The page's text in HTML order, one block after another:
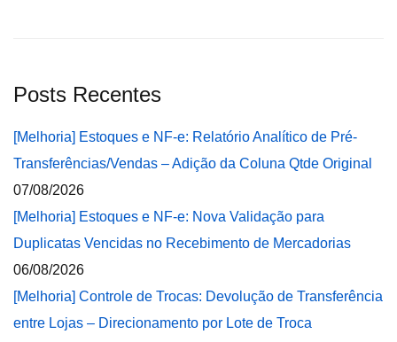
Posts Recentes
[Melhoria] Estoques e NF-e: Relatório Analítico de Pré-
Transferências/Vendas – Adição da Coluna Qtde Original
07/08/2026
[Melhoria] Estoques e NF-e: Nova Validação para
Duplicatas Vencidas no Recebimento de Mercadorias
06/08/2026
[Melhoria] Controle de Trocas: Devolução de Transferência
entre Lojas – Direcionamento por Lote de Troca